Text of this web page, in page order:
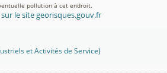
pollution à cet endroit.
le site georisques.gouv.fr
et Activités de Service)